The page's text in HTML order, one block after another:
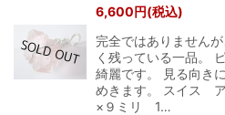
6,600円(税込)
完全ではありません
く残っている一品。
綺麗です。 見る向き
めきます。 スイス
×９ミリ 1…